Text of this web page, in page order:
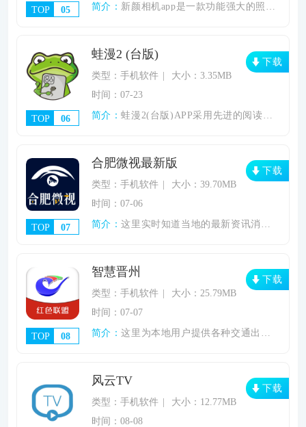
TOP 05
简介： 新颜相机app是一款功能强大的照片美化工
TOP 06
蛙漫2 (台版)
类型：手机软件
大小：3.35MB
时间：07-23
简介：蛙漫2(台版)APP采用先进的阅读引擎，
下载
TOP 07
合肥微视最新版
类型：手机软件
大小：39.70MB
时间：07-06
简介：这里实时知道当地的最新资讯消息，为用户提
下载
TOP 08
智慧晋州
类型：手机软件
大小：25.79MB
时间：07-07
简介：这里为本地用户提供各种交通出行、本地资讯
下载
风云TV
类型：手机软件
大小：12.77MB
时间：08-08
下载